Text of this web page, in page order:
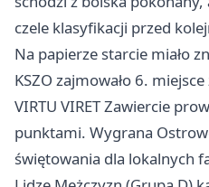
czele klasyfikacji przed
Na papierze starcie miało
KSZO zajmowało 6.
VIRTU VIRET Zawiercie
punktami. Wygrana
świętowania dla lokalnych